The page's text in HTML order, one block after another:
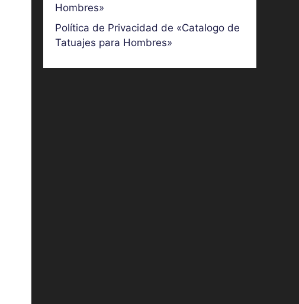
Hombres»
Política de Privacidad de «Catalogo de
Tatuajes para Hombres»